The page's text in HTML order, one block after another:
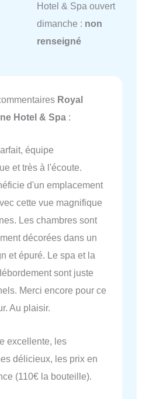
Hotel & Spa ouvert
dimanche : non
renseigné
Royal
Hotel & Spa :
équipe
et très à l'écoute.
d'un emplacement
cette vue magnifique
Les chambres sont
décorées dans un
et épuré. Le spa et la
sont juste
Merci encore pour ce
Au plaisir.
excellente, les
délicieux, les prix en
(110€ la bouteille).